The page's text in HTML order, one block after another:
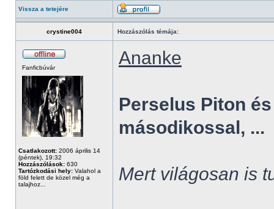
Vissza a tetejére
crystine004 Hozzászólás témája:
Fanficbúvár
Csatlakozott: 2006 április 14
(péntek), 19:32
Hozzászólások: 630
Tartózkodási hely: Valahol a
föld felett de közel még a
talajhoz...
Ananke
Perselus Piton
másodikossal, ...
Mert világosan is